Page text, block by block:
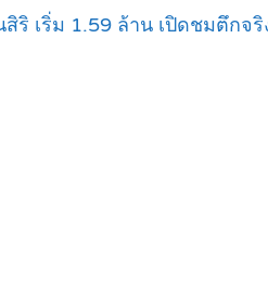
เริ่ม 1.59 ล้าน เปิดชมตึกจ